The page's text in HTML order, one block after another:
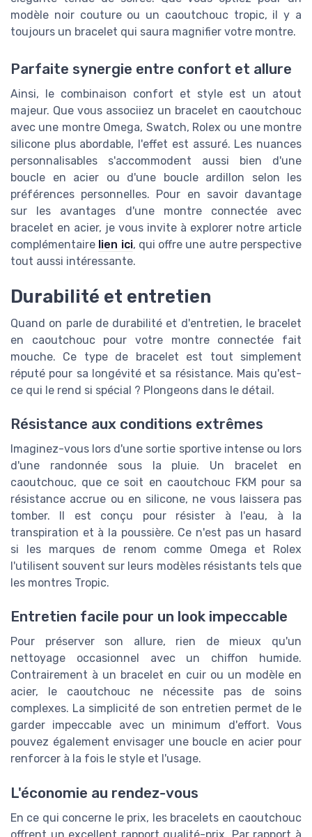
modèle noir couture ou un caoutchouc tropic, il y a
toujours un bracelet qui saura magnifier votre montre.
Parfaite synergie entre confort et allure
Ainsi, le combinaison confort et style est un atout
majeur. Que vous associiez un bracelet en caoutchouc
avec une montre Omega, Swatch, Rolex ou une montre
silicone plus abordable, l'effet est assuré. Les nuances
personnalisables s'accommodent aussi bien d'une
boucle en acier ou d'une boucle ardillon selon les
préférences personnelles. Pour en savoir davantage
sur les avantages d'une montre connectée avec
bracelet en acier, je vous invite à explorer notre article
complémentaire lien ici, qui offre une autre perspective
tout aussi intéressante.
Durabilité et entretien
Quand on parle de durabilité et d'entretien, le bracelet
en caoutchouc pour votre montre connectée fait
mouche. Ce type de bracelet est tout simplement
réputé pour sa longévité et sa résistance. Mais qu'est-
ce qui le rend si spécial ? Plongeons dans le détail.
Résistance aux conditions extrêmes
Imaginez-vous lors d'une sortie sportive intense ou lors
d'une randonnée sous la pluie. Un bracelet en
caoutchouc, que ce soit en caoutchouc FKM pour sa
résistance accrue ou en silicone, ne vous laissera pas
tomber. Il est conçu pour résister à l'eau, à la
transpiration et à la poussière. Ce n'est pas un hasard
si les marques de renom comme Omega et Rolex
l'utilisent souvent sur leurs modèles résistants tels que
les montres Tropic.
Entretien facile pour un look impeccable
Pour préserver son allure, rien de mieux qu'un
nettoyage occasionnel avec un chiffon humide.
Contrairement à un bracelet en cuir ou un modèle en
acier, le caoutchouc ne nécessite pas de soins
complexes. La simplicité de son entretien permet de le
garder impeccable avec un minimum d'effort. Vous
pouvez également envisager une boucle en acier pour
renforcer à la fois le style et l'usage.
L'économie au rendez-vous
En ce qui concerne le prix, les bracelets en caoutchouc
offrent un excellent rapport qualité-prix. Par rapport à